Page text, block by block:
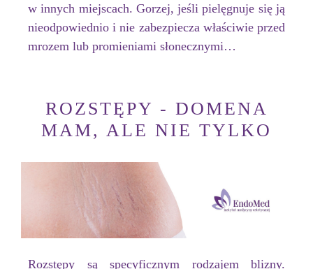
w innych miejscach. Gorzej, jeśli pielęgnuje się ją
nieodpowiednio i nie zabezpiecza właściwie przed
mrozem lub promieniami słonecznymi…
ROZSTĘPY - DOMENA
MAM, ALE NIE TYLKO
Rozstępy są specyficznym rodzajem blizny.